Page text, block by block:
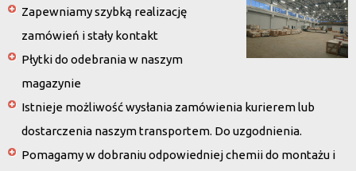
Zapewniamy szybką realizację
zamówień i stały kontakt
Płytki do odebrania w naszym
magazynie
Istnieje możliwość wysłania zamówienia kurierem lub
dostarczenia naszym transportem. Do uzgodnienia.
Pomagamy w dobraniu odpowiedniej chemii do montażu i